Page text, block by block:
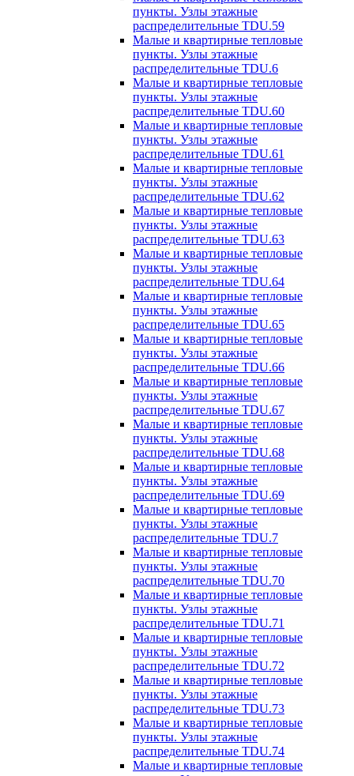
пункты. Узлы этажные
распределительные TDU.59
Малые и квартирные тепловые
пункты. Узлы этажные
распределительные TDU.6
Малые и квартирные тепловые
пункты. Узлы этажные
распределительные TDU.60
Малые и квартирные тепловые
пункты. Узлы этажные
распределительные TDU.61
Малые и квартирные тепловые
пункты. Узлы этажные
распределительные TDU.62
Малые и квартирные тепловые
пункты. Узлы этажные
распределительные TDU.63
Малые и квартирные тепловые
пункты. Узлы этажные
распределительные TDU.64
Малые и квартирные тепловые
пункты. Узлы этажные
распределительные TDU.65
Малые и квартирные тепловые
пункты. Узлы этажные
распределительные TDU.66
Малые и квартирные тепловые
пункты. Узлы этажные
распределительные TDU.67
Малые и квартирные тепловые
пункты. Узлы этажные
распределительные TDU.68
Малые и квартирные тепловые
пункты. Узлы этажные
распределительные TDU.69
Малые и квартирные тепловые
пункты. Узлы этажные
распределительные TDU.7
Малые и квартирные тепловые
пункты. Узлы этажные
распределительные TDU.70
Малые и квартирные тепловые
пункты. Узлы этажные
распределительные TDU.71
Малые и квартирные тепловые
пункты. Узлы этажные
распределительные TDU.72
Малые и квартирные тепловые
пункты. Узлы этажные
распределительные TDU.73
Малые и квартирные тепловые
пункты. Узлы этажные
распределительные TDU.74
Малые и квартирные тепловые